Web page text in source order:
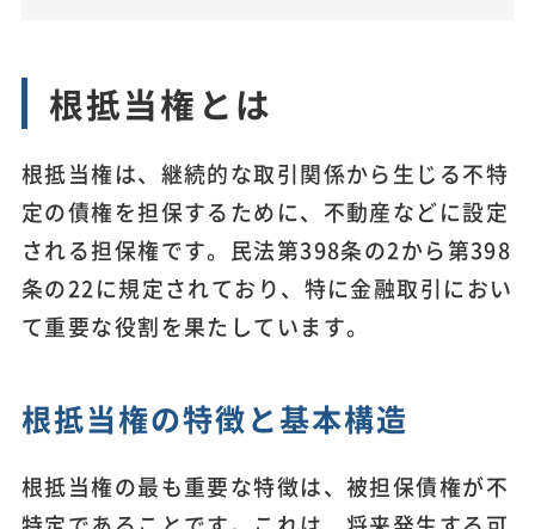
根抵当権とは
根抵当権は、継続的な取引関係から生じる不特
定の債権を担保するために、不動産などに設定
される担保権です。民法第398条の2から第398
条の22に規定されており、特に金融取引におい
て重要な役割を果たしています。
根抵当権の特徴と基本構造
根抵当権の最も重要な特徴は、被担保債権が不